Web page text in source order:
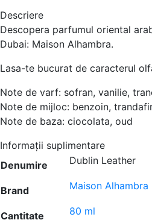
Descriere
Descopera parfumul oriental
Dubai: Maison Alhambra.
Lasa-te bucurat de caracterul
Note de varf: sofran, vanilie,
Note de mijloc: benzoin,
Note de baza: ciocolata, oud
Informații suplimentare
Denumire
Dublin Leather
Brand Maison Alhambra
Cantitate 80 ml